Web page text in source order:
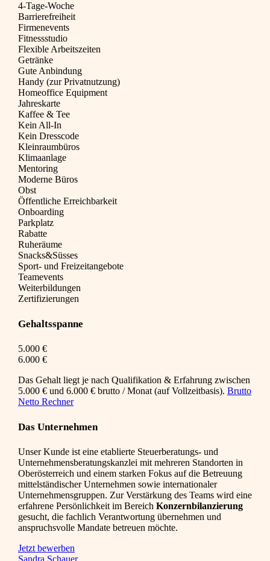
4-Tage-Woche
Barrierefreiheit
Firmenevents
Fitnessstudio
Flexible Arbeitszeiten
Getränke
Gute Anbindung
Handy (zur Privatnutzung)
Homeoffice Equipment
Jahreskarte
Kaffee & Tee
Kein All-In
Kein Dresscode
Kleinraumbüros
Klimaanlage
Mentoring
Moderne Büros
Obst
Öffentliche Erreichbarkeit
Onboarding
Parkplatz
Rabatte
Ruheräume
Snacks&Süsses
Sport- und Freizeitangebote
Teamevents
Weiterbildungen
Zertifizierungen
Gehaltsspanne
5.000 €
6.000 €
Das Gehalt liegt je nach Qualifikation & Erfahrung zwischen
5.000 € und 6.000 € brutto / Monat (auf Vollzeitbasis). Brutto
Netto Rechner
Das Unternehmen
Unser Kunde ist eine etablierte Steuerberatungs- und
Unternehmensberatungskanzlei mit mehreren Standorten in
Oberösterreich und einem starken Fokus auf die Betreuung
mittelständischer Unternehmen sowie internationaler
Unternehmensgruppen. Zur Verstärkung des Teams wird eine
erfahrene Persönlichkeit im Bereich Konzernbilanzierung
gesucht, die fachlich Verantwortung übernehmen und
anspruchsvolle Mandate betreuen möchte.
Jetzt bewerben